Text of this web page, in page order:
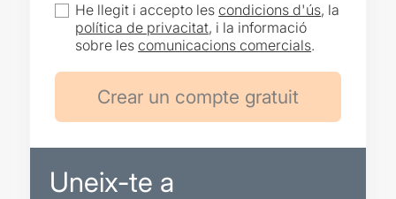
He llegit i accepto lescondicions d'ús, la
política de privacitat, i la informació
sobre lescomunicacions comercials.
Uneix-te a